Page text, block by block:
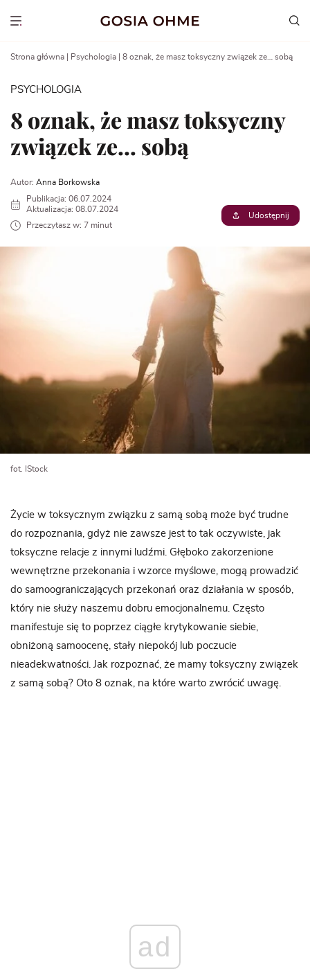
Show menu
Strona główna Psychologia 8 oznak, że masz toksyczny związek ze… sobą
PSYCHOLOGIA
8 oznak, że masz toksyczny
związek ze… sobą
Autor: Anna Borkowska
Publikacja: 06.07.2024
Aktualizacja: 08.07.2024
Przeczytasz w: 7 minut
Udostępnij
fot. IStock
Życie w toksycznym związku z samą sobą może być trudne
do rozpoznania, gdyż nie zawsze jest to tak oczywiste, jak
toksyczne relacje z innymi ludźmi. Głęboko zakorzenione
wewnętrzne przekonania i wzorce myślowe, mogą prowadzić
do samoograniczających przekonań oraz działania w sposób,
który nie służy naszemu dobru emocjonalnemu. Często
manifestuje się to poprzez ciągłe krytykowanie siebie,
obniżoną samoocenę, stały niepokój lub poczucie
nieadekwatności. Jak rozpoznać, że mamy toksyczny związek
z samą sobą? Oto 8 oznak, na które warto zwrócić uwagę.
ad